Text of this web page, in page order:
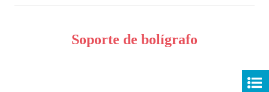
Soporte de bolígrafo